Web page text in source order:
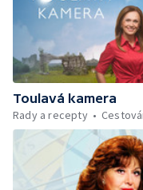
Toulavá kamera
Rady a recepty